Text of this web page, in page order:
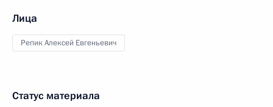
Лица
Репик Алексей Евгеньевич
Статус материала